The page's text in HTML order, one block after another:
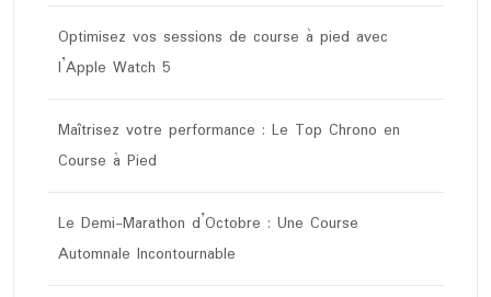
Optimisez vos sessions de course à pied avec
l’Apple Watch 5
Maîtrisez votre performance : Le Top Chrono en
Course à Pied
Le Demi-Marathon d’Octobre : Une Course
Automnale Incontournable